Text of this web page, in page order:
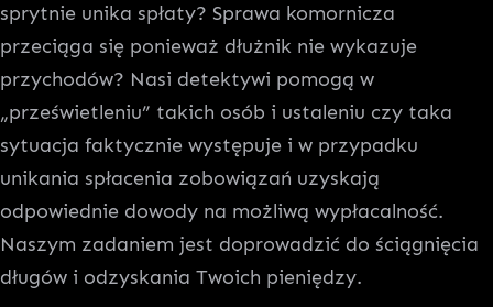
sprytnie unika spłaty? Sprawa komornicza
przeciąga się ponieważ dłużnik nie wykazuje
przychodów? Nasi detektywi pomogą w
„prześwietleniu” takich osób i ustaleniu czy taka
sytuacja faktycznie występuje i w przypadku
unikania spłacenia zobowiązań uzyskają
odpowiednie dowody na możliwą wypłacalność.
Naszym zadaniem jest doprowadzić do ściągnięcia
długów i odzyskania Twoich pieniędzy.